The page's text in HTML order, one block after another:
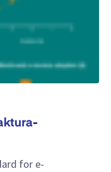
for e-